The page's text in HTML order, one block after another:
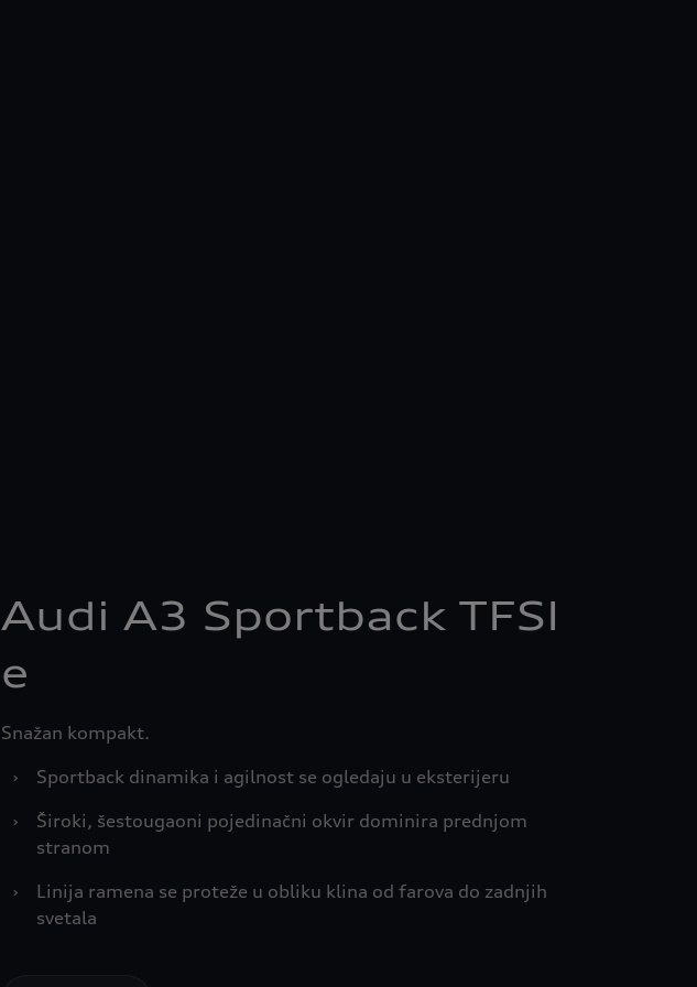
Audi A3 Sportback TFSI
e
Snažan kompakt.
›
Sportback dinamika i agilnost se ogledaju u eksterijeru
›
Široki, šestougaoni pojedinačni okvir dominira prednjom
stranom
›
Linija ramena se proteže u obliku klina od farova do zadnjih
svetala